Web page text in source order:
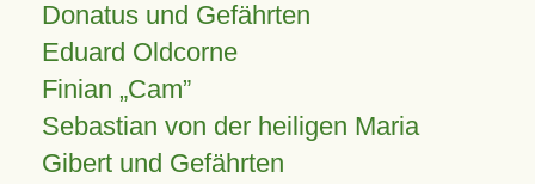
Donatus und Gefährten
Eduard Oldcorne
Finian Cam
Sebastian von der heiligen Maria
Gibert und Gefährten